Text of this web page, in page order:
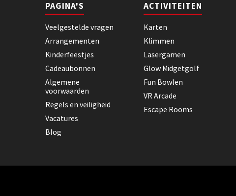
PAGINA'S
Veelgestelde vragen
Arrangementen
Kinderfeestjes
Cadeaubonnen
Algemene
voorwaarden
Regels en veiligheid
Vacatures
Blog
ACTIVITEITEN
Karten
Klimmen
Lasergamen
Glow Midgetgolf
Fun Bowlen
VR Arcade
Escape Rooms